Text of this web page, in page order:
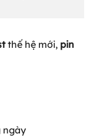
thế hệ mới, pin
ngày